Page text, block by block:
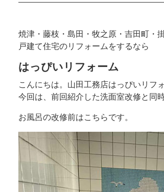
焼津・藤枝・島田・牧之原・吉田町・
戸建て住宅のリフォームをするなら
はっぴいリフォーム
こんにちは。山田工務店はっぴいリフ
今回は、前回紹介した洗面室改修と同
お風呂の改修前はこちらです。